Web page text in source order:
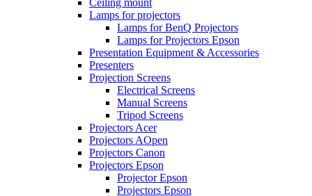
Ceiling mount
Lamps for projectors
Lamps for BenQ Projectors
Lamps for Projectors Epson
Presentation Equipment & Accessories
Presenters
Projection Screens
Electrical Screens
Manual Screens
Tripod Screens
Projectors Acer
Projectors AOpen
Projectors Canon
Projectors Epson
Projector Epson
Projectors Epson